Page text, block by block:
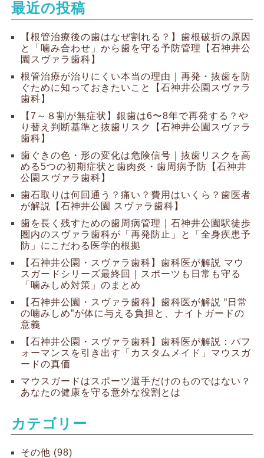
最近の投稿
【根管治療後の歯はなぜ割れる？】歯根破折の原因
と「噛み合わせ」から歯を守る予防管理【石神井公
園スヴァラ歯科】
根管治療が治りにくい本当の理由｜再発・抜歯を防
ぐために知っておきたいこと【石神井公園スヴァラ
歯科】
【7～８割が無症状】銀歯は6〜8年で再発する？や
り替え判断基準と抜歯リスク【石神井公園スヴァラ
歯科】
歯ぐきの色・形の変化は危険信号｜抜歯リスクを高
める5つの初期症状と歯肉炎・歯周病予防【石神井
公園スヴァラ歯科】
歯石取りは何回通う？痛い？費用はいくら？歯医者
が解説【石神井公園 スヴァラ歯科】
歯を長く残すための歯周病管理｜石神井公園駅徒歩
圏内のスヴァラ歯科が「再発防止」と「全身疾患予
防」にこだわる医学的根拠
【石神井公園・スヴァラ歯科】歯科医が解説 マウ
スガードシリーズ最終回｜スポーツも日常も守る
「噛みしめ対策」のまとめ
【石神井公園・スヴァラ歯科】歯科医が解説 “日常
の噛みしめ”が体に与える負担と、ナイトガードの
意義
【石神井公園・スヴァラ歯科】歯科医が解説：パフ
ォーマンスを引き出す「カスタムメイド」マウスガ
ードの真価
マウスガードはスポーツ選手だけのものではない？
あなたの健康を守る意外な役割とは
カテゴリー
その他 (98)